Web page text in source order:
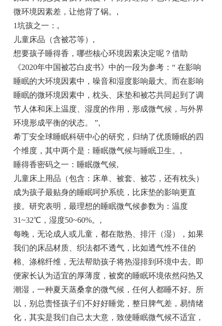
微环境因素差，让他背了锅。 ,
1坑孩之一： ,
儿童床品（含被芯等） ,
想要孩子睡得香，哪些核心环境因素决定呢？借助
《2020年中国被芯白皮书》中的一段为参考：“ 在影响
睡眠的大环境因素中，噪音和湿度影响最大。而在影响
睡眠的微环境因素中，枕头、床垫和被芯共同起到了调
节人体和床上温度、湿度的作用，形成微气候，与外界
环境形成平衡的状态。 ”,
希丁安全球睡眠科研中心的研究，归纳了优质睡眠的四
个维度，其中两个是：睡眠微气候与睡眠卫生。 ,
睡得香密码之一：睡眠微气候,
儿童床上用品（包含：床单、被套、被芯，还有枕头）
成为孩子最贴身的睡眠呵护系统，比床垫的影响更直
接。研究表明，最理想的睡眠微气候参数为：温度
31~32℃，湿度50~60%。 ,
每晚，无论成人或儿童，都在散热、排汗（湿），如果
我们的床品材质、织法都不透气，比如透气性不佳的
棉、涤棉纤维，无法帮助孩子将热湿排到环境中去。即
便家长认为适宜的厚薄度，被窝的睡眠环境依然闷热又
潮湿，一种夏天蒸桑拿的微气候，任何人都睡不好。所
以，别总责怪孩子们不好好睡觉，整日脾气差，易情绪
化，其实是我们自己太大意，致使睡眠微气候不适宜，